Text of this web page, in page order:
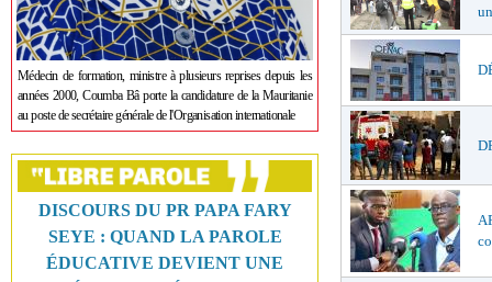
Médecin de formation, ministre à plusieurs reprises depuis les
années 2000, Coumba Bâ porte la candidature de la Mauritanie
au poste de secrétaire générale de l'Organisation internationale
DISCOURS DU PR PAPA FARY
SEYE : QUAND LA PAROLE
ÉDUCATIVE DEVIENT UNE